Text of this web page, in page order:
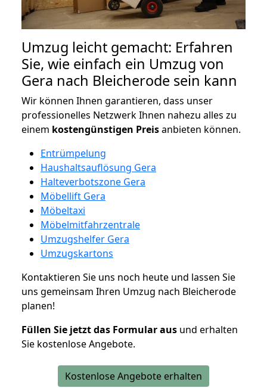
Umzug leicht gemacht: Erfahren
Sie, wie einfach ein Umzug von
Gera nach Bleicherode sein kann
Wir können Ihnen garantieren, dass unser
professionelles Netzwerk Ihnen nahezu alles zu
einem kostengünstigen Preisanbieten können.
Entrümpelung
Haushaltsauflösung Gera
Halteverbotszone Gera
Möbellift Gera
Möbeltaxi
Möbelmitfahrzentrale
Umzugshelfer Gera
Umzugskartons
Kontaktieren Sie uns noch heute und lassen Sie
uns gemeinsam Ihren Umzug nach Bleicherode
planen!
Füllen Sie jetzt das Formular aus und erhalten
Sie kostenlose Angebote.
Kostenlose Angebote erhalten